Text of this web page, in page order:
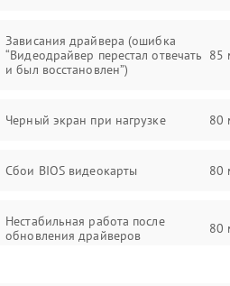
Зависания драйвера (ошибка
“Видеодрайвер перестал отвечать
и был восстановлен”)
85
Черный экран при нагрузке 80
Сбои BIOS видеокарты 80
Нестабильная работа после
обновления драйверов
80